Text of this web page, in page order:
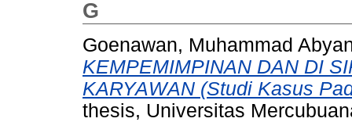
G
Goenawan, Muhammad
KEMPEMIMPINAN DAN DI
KARYAWAN (Studi Kasus
thesis, Universitas